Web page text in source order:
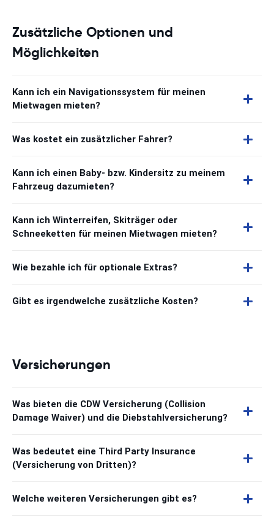
Zusätzliche Optionen und
Möglichkeiten
Kann ich ein Navigationssystem für meinen
Mietwagen mieten?
Was kostet ein zusätzlicher Fahrer?
Kann ich einen Baby- bzw. Kindersitz zu meinem
Fahrzeug dazumieten?
Kann ich Winterreifen, Skiträger oder
Schneeketten für meinen Mietwagen mieten?
Wie bezahle ich für optionale Extras?
Gibt es irgendwelche zusätzliche Kosten?
Versicherungen
Was bieten die CDW Versicherung (Collision
Damage Waiver) und die Diebstahlversicherung?
Was bedeutet eine Third Party Insurance
(Versicherung von Dritten)?
Welche weiteren Versicherungen gibt es?